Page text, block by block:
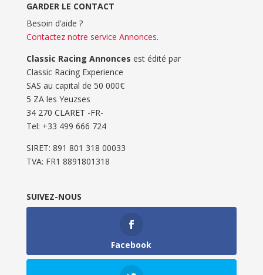
GARDER LE CONTACT
Besoin d’aide ?
Contactez notre service Annonces.
Classic Racing Annonces est édité par
Classic Racing Experience
SAS au capital de 50 000€
5 ZA les Yeuzses
34 270 CLARET -FR-
Tel: ‭+33 499 666 724‬
SIRET: 891 801 318 00033
TVA: FR1 8891801318
SUIVEZ-NOUS
Facebook